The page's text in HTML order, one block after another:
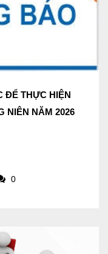
ĐỂ THỰC HIỆN
NIÊN NĂM 2026
0